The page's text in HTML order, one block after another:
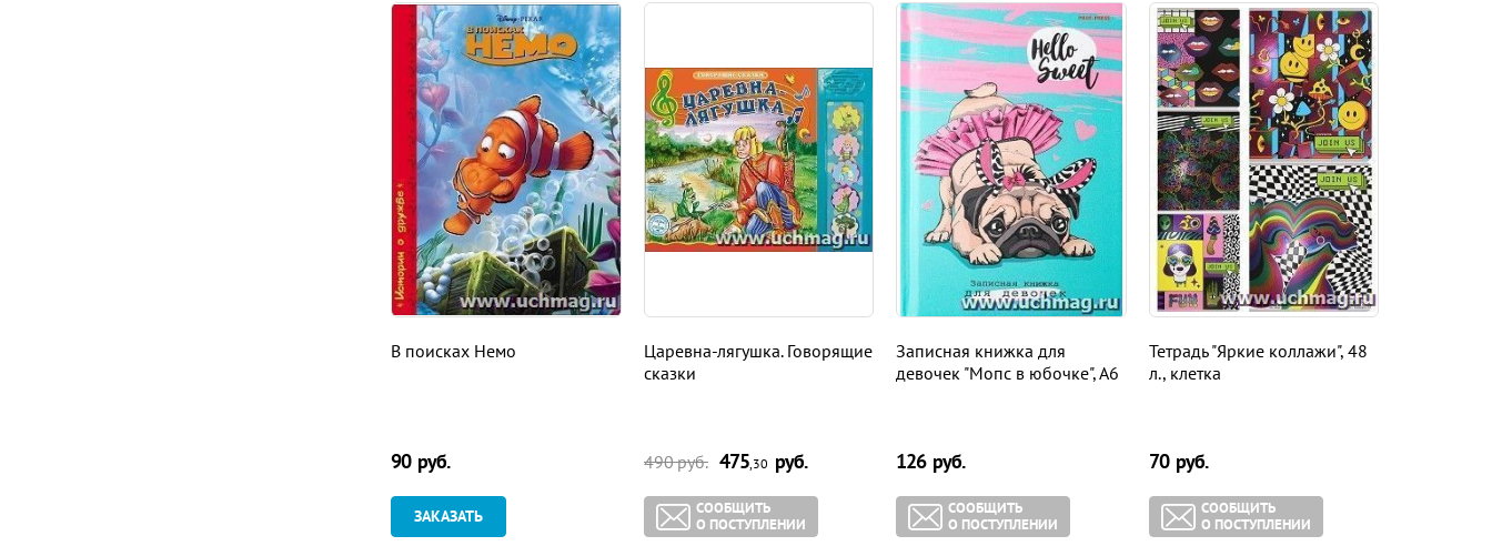
В поисках Немо
90руб.
ЗАКАЗАТЬ
Царевна-лягушка. Говорящие
сказки
490руб. 475,30 руб.
СООБЩИТЬ
О ПОСТУПЛЕНИИ
Записная книжка для
девочек "Мопс в юбочке", А6
126руб.
СООБЩИТЬ
О ПОСТУПЛЕНИИ
Тетрадь "Яркие коллажи", 48
л., клетка
70руб.
СООБЩИТЬ
О ПОСТУПЛЕНИИ